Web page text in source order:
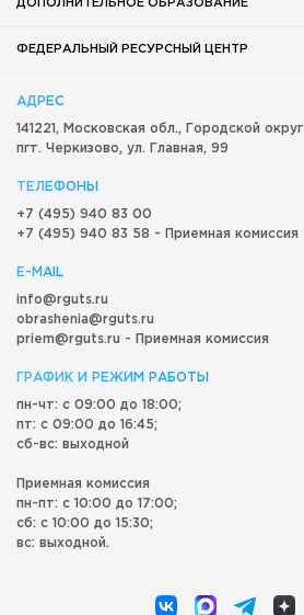
ДОПОЛНИТЕЛЬНОЕ ОБРАЗОВАНИЕ
ФЕДЕРАЛЬНЫЙ РЕСУРСНЫЙ ЦЕНТР
АДРЕС
141221, Московская обл., Городской округ
пгт. Черкизово, ул. Главная, 99
ТЕЛЕФОНЫ
+7 (495) 940 83 00
+7 (495) 940 83 58 - Приемная комиссия
E-MAIL
info@rguts.ru
obrashenia@rguts.ru
priem@rguts.ru - Приемная комиссия
ГРАФИК И РЕЖИМ РАБОТЫ
пн-чт: с 09:00 до 18:00;
пт: с 09:00 до 16:45;
сб-вс: выходной
Приемная комиссия
пн-пт: с 10:00 до 17:00;
сб: с 10:00 до 15:30;
вс: выходной.